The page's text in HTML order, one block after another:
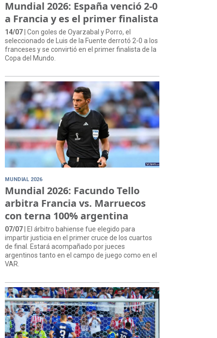
Mundial 2026: España venció 2-0
a Francia y es el primer finalista
14/07 | Con goles de Oyarzabal y Porro, el
seleccionado de Luis de la Fuente derrotó 2-0 a los
franceses y se convirtió en el primer finalista de la
Copa del Mundo.
MUNDIAL 2026
Mundial 2026: Facundo Tello
arbitra Francia vs. Marruecos
con terna 100% argentina
07/07 | El árbitro bahiense fue elegido para
impartir justicia en el primer cruce de los cuartos
de final. Estará acompañado por jueces
argentinos tanto en el campo de juego como en el
VAR.